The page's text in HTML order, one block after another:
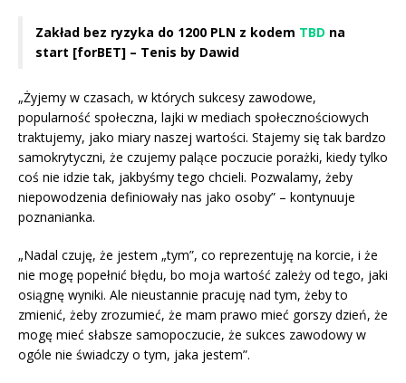
Zakład bez ryzyka do 1200 PLN z kodem TBD na
start [forBET] – Tenis by Dawid
„Żyjemy w czasach, w których sukcesy zawodowe,
popularność społeczna, lajki w mediach społecznościowych
traktujemy, jako miary naszej wartości. Stajemy się tak bardzo
samokrytyczni, że czujemy palące poczucie porażki, kiedy tylko
coś nie idzie tak, jakbyśmy tego chcieli. Pozwalamy, żeby
niepowodzenia definiowały nas jako osoby” – kontynuuje
poznanianka.
„Nadal czuję, że jestem „tym”, co reprezentuję na korcie, i że
nie mogę popełnić błędu, bo moja wartość zależy od tego, jaki
osiągnę wyniki. Ale nieustannie pracuję nad tym, żeby to
zmienić, żeby zrozumieć, że mam prawo mieć gorszy dzień, że
mogę mieć słabsze samopoczucie, że sukces zawodowy w
ogóle nie świadczy o tym, jaka jestem”.